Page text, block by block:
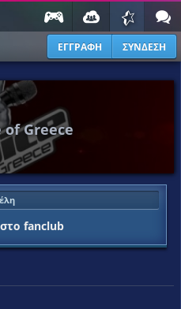
ΕΓΓΡΑΦΗ ΣΥΝΔΕΣΗ
of Greece
fanclub